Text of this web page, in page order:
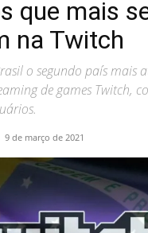
que mais
na Twitch
o segundo país mais
de games Twitch,
9 de março de 2021